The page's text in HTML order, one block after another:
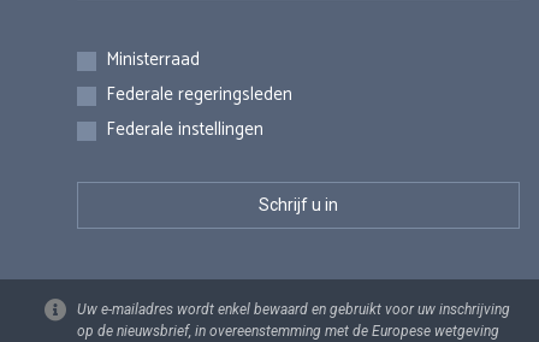
Inschrijvingen
Ministerraad
Federale regeringsleden
Federale instellingen
Uw e-mailadres wordt enkel bewaard en gebruikt voor uw inschrijving
op de nieuwsbrief, in overeenstemming met de Europese wetgeving